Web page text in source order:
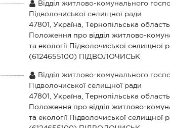
Відділ житлово-комунального
Підволочиської селищної ради
47801, Україна, Тернопільська
Положення про відділ житлово-
та екології Підволочиської селищної
(6124655100) ПІДВОЛОЧИСЬК
Відділ житлово-комунального
Підволочиської селищної ради
47801, Україна, Тернопільська
Положення про відділ житлово-
та екології Підволочиської селищної